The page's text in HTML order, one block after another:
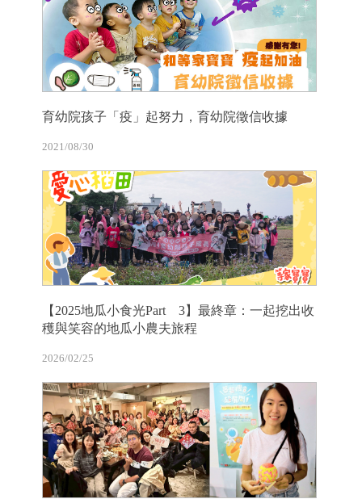
育幼院孩子「疫」起努力，育幼院徵信收據
2021/08/30
【2025地瓜小食光Part 3】最終章：一起挖出收
穫與笑容的地瓜小農夫旅程
2026/02/25